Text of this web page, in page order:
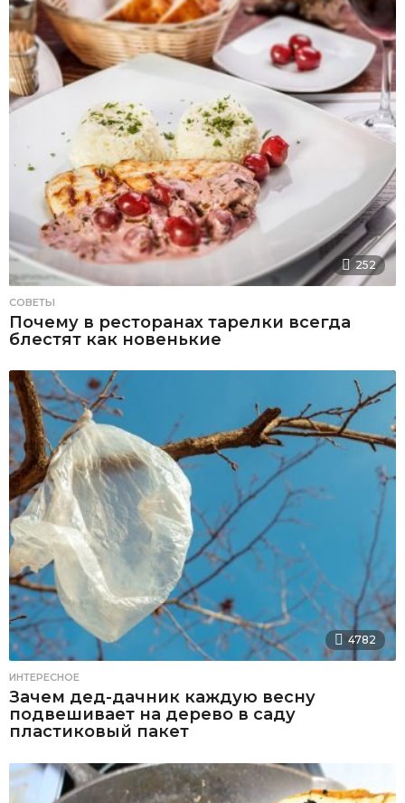
252
СОВЕТЫ
Почему в ресторанах тарелки всегда
блестят как новенькие
4782
ИНТЕРЕСНОЕ
Зачем дед-дачник каждую весну
подвешивает на дерево в саду
пластиковый пакет